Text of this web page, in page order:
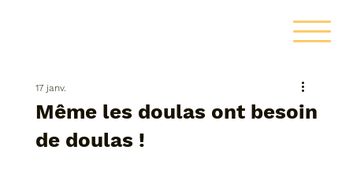
Même les doulas ont besoin
de doulas !
17 janv.